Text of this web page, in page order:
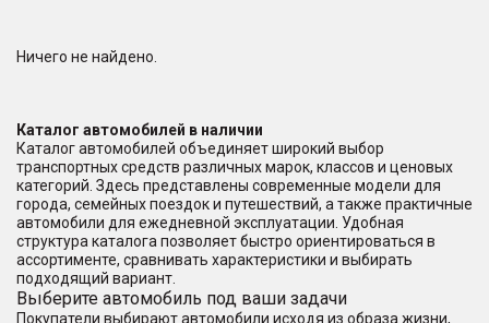
Ничего не найдено.
Каталог автомобилей в наличии
Каталог автомобилей объединяет широкий выбор
транспортных средств различных марок, классов и ценовых
категорий. Здесь представлены современные модели для
города, семейных поездок и путешествий, а также практичные
автомобили для ежедневной эксплуатации. Удобная
структура каталога позволяет быстро ориентироваться в
ассортименте, сравнивать характеристики и выбирать
подходящий вариант.
Выберите автомобиль под ваши задачи
Покупатели выбирают автомобили исходя из образа жизни,